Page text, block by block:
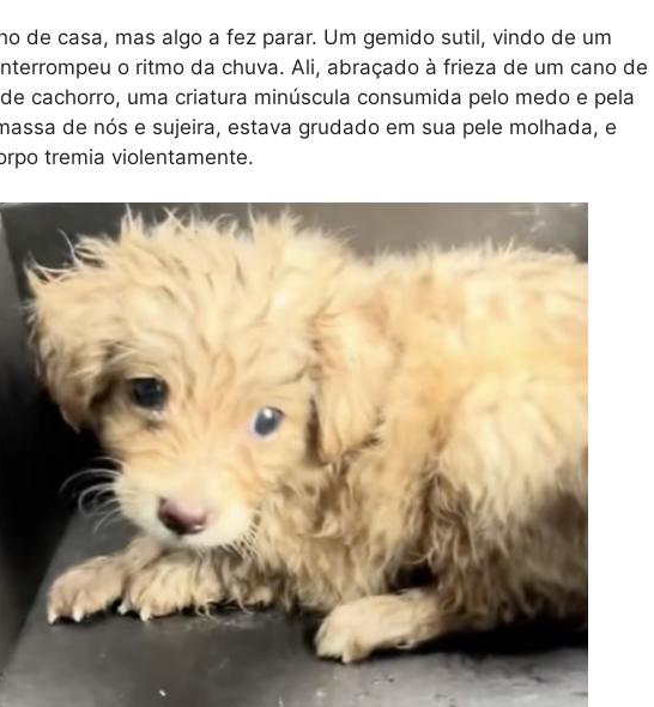
de casa, mas algo a fez parar. Um gemido sutil, vindo de um
o ritmo da chuva. Ali, abraçado à frieza de um cano de
cachorro, uma criatura minúscula consumida pelo medo e pela
de nós e sujeira, estava grudado em sua pele molhada, e
tremia violentamente.